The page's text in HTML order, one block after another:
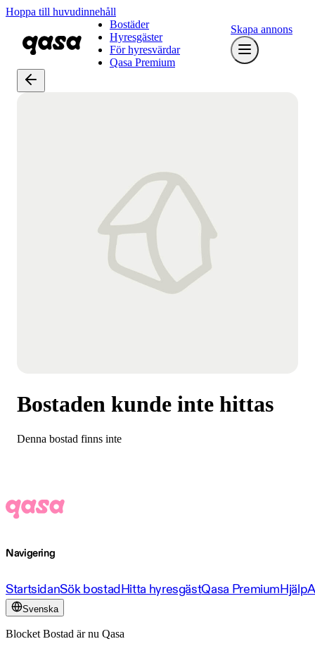
Hoppa till huvudinnehåll
Bostäder
Hyresgäster
För hyresvärdar
Qasa Premium
Skapa annons
Bostaden kunde inte hittas
Denna bostad finns inte
Navigering
StartsidanSök bostadHitta hyresgästQasa PremiumHjälp
Svenska
Blocket Bostad är nu Qasa